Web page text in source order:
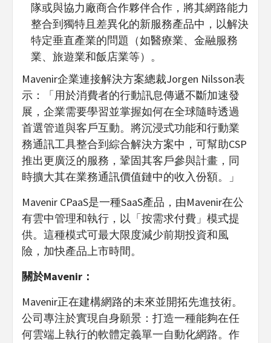
隊或與協力廠商合作夥伴合作，將其網路能力
整合到獨特且差異化的新服務產品中，以解決
特定垂直產業的問題（如醫療業、金融服務
業、旅遊業和飯店業等）。
Mavenir企業連接解決方案總裁Jorgen Nilsson表
示：「用於消費者的行動訊息傳遞不斷加速發
展，企業需要學習並掌握如何在全球隨時透過
首選管道與客戶互動。將沉浸式功能和行動業
務通訊工具整合到綜合解決方案中，可幫助CSP
推出更廣泛的服務，鞏固其客戶參與計畫，同
時擴大其在業務通訊價值鏈中的收入份額。」
Mavenir CPaaS是一種SaaS產品，由Mavenir在公
有雲中管理和執行，以「按需求付費」模式提
供。這種模式可最大限度減少前期投資和風
險，加快產品上市時間。
關於Mavenir：
Mavenir正在建構網路的未來並開拓先進技術。
公司專注於實現自身願景：打造一種能夠在任
何雲端上執行的軟體定義單一自動化網路。作